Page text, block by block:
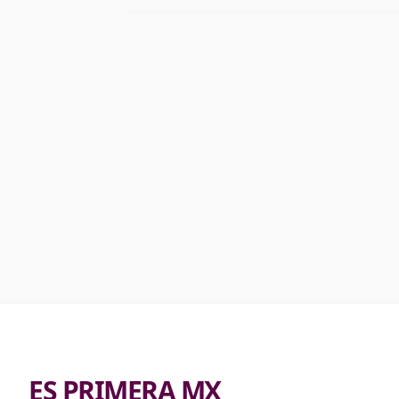
ES PRIMERA MX